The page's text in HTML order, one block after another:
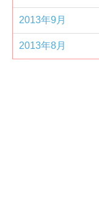
2013年9月
2013年8月